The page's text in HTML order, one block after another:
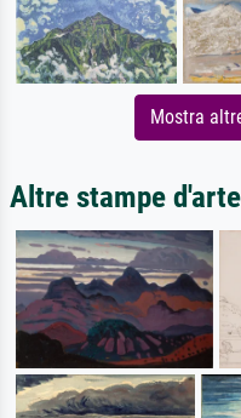
Mostra
Altre stampe